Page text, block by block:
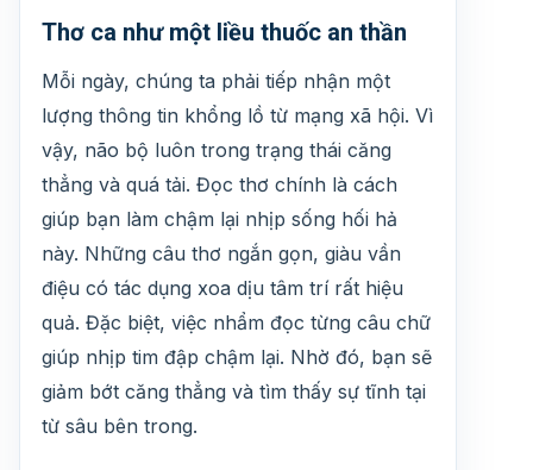
Thơ ca như một liều thuốc an thần
Mỗi ngày, chúng ta phải tiếp nhận một
lượng thông tin khổng lồ từ mạng xã hội. Vì
vậy, não bộ luôn trong trạng thái căng
thẳng và quá tải. Đọc thơ chính là cách
giúp bạn làm chậm lại nhịp sống hối hả
này. Những câu thơ ngắn gọn, giàu vần
điệu có tác dụng xoa dịu tâm trí rất hiệu
quả. Đặc biệt, việc nhẩm đọc từng câu chữ
giúp nhịp tim đập chậm lại. Nhờ đó, bạn sẽ
giảm bớt căng thẳng và tìm thấy sự tĩnh tại
từ sâu bên trong.